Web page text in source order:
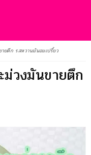
ยตึก รสหวานมันอมเปรี้ยว
วงมันขายตึก